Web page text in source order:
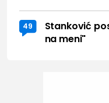
49
Stanković
na meni"